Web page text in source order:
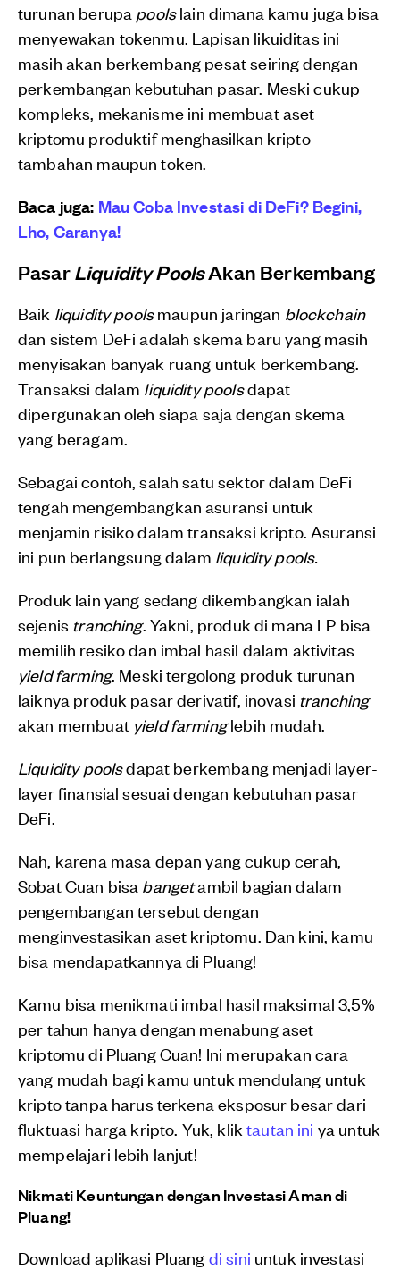
turunan berupa poolslain dimana kamu juga bisa
menyewakan tokenmu. Lapisan likuiditas ini
masih akan berkembang pesat seiring dengan
perkembangan kebutuhan pasar. Meski cukup
kompleks, mekanisme ini membuat aset
kriptomu produktif menghasilkan kripto
tambahan maupun token.
Baca juga: Mau Coba Investasi di DeFi? Begini,
Lho, Caranya!
PasarLiquidity PoolsAkan Berkembang
Baik liquidity poolsmaupun jaringan blockchain
dan sistem DeFi adalah skema baru yang masih
menyisakan banyak ruang untuk berkembang.
Transaksi dalam liquidity poolsdapat
dipergunakan oleh siapa saja dengan skema
yang beragam.
Sebagai contoh, salah satu sektor dalam DeFi
tengah mengembangkan asuransi untuk
menjamin risiko dalam transaksi kripto. Asuransi
ini pun berlangsung dalam liquidity pools.
Produk lain yang sedang dikembangkan ialah
sejenis tranching. Yakni, produk di mana LP bisa
memilih resiko dan imbal hasil dalam aktivitas
yield farming. Meski tergolong produk turunan
laiknya produk pasar derivatif, inovasi tranching
akan membuat yield farminglebih mudah.
Liquidity poolsdapat berkembang menjadi layer-
layer finansial sesuai dengan kebutuhan pasar
DeFi.
Nah, karena masa depan yang cukup cerah,
Sobat Cuan bisa bangetambil bagian dalam
pengembangan tersebut dengan
menginvestasikan aset kriptomu. Dan kini, kamu
bisa mendapatkannya di Pluang!
Kamu bisa menikmati imbal hasil maksimal 3,5%
per tahun hanya dengan menabung aset
kriptomu di Pluang Cuan! Ini merupakan cara
yang mudah bagi kamu untuk mendulang untuk
kripto tanpa harus terkena eksposur besar dari
fluktuasi harga kripto. Yuk, kliktautan ini ya untuk
mempelajari lebih lanjut!
Nikmati Keuntungan dengan Investasi Aman di
Pluang!
Download aplikasi Pluang di sini untuk investasi